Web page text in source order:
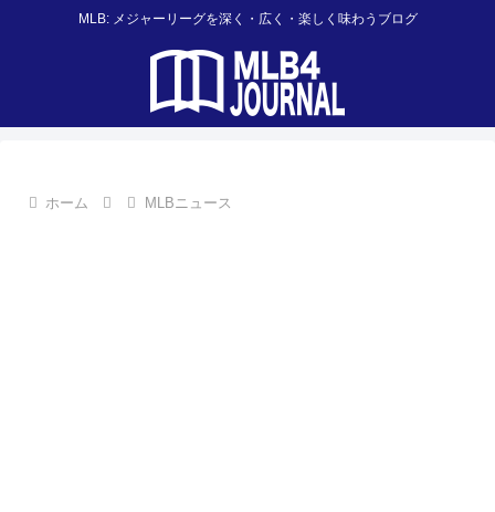
MLB: メジャーリーグを深く・広く・楽しく味わうブログ
ホーム MLBニュース